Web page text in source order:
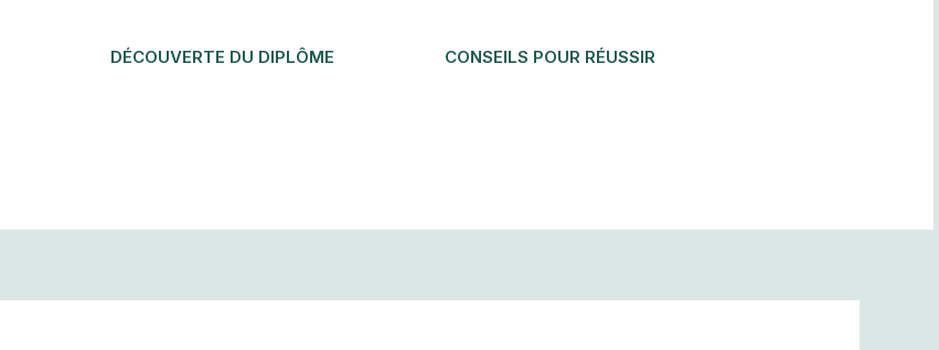
DÉCOUVERTE DU DIPLÔME CONSEILS POUR RÉUSSIR